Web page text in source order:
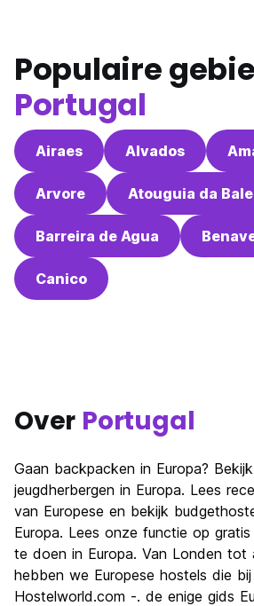
Populaire
Portugal
Airaes Alvados
Arvore Atouguia da
Barreira de Agua
Canico
Over Portugal
Gaan backpacken in Europa?
jeugdherbergen in Europa. Lees
van Europese en bekijk
Europa. Lees onze functie op
te doen in Europa. Van Londen tot
hebben we Europese hostels die
Hostelworld.com -. de enige gids